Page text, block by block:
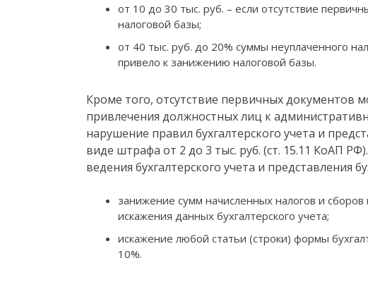
от 10 до 30 тыс. руб. – если отсутствие
налоговой базы;
от 40 тыс. руб. до 20% суммы неуплаченного
привело к занижению налоговой базы.
Кроме того, отсутствие первичных документов
привлечения должностных лиц к
нарушение правил бухгалтерского учета и
виде штрафа от 2 до 3 тыс. руб. (ст. 15.11 КоАП
ведения бухгалтерского учета и представления
занижение сумм начисленных налогов и
искажения данных бухгалтерского учета;
искажение любой статьи (строки) формы
10%.